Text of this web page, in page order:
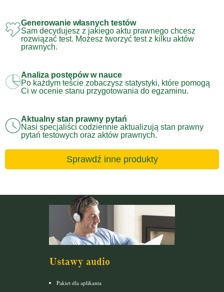
Generowanie własnych testów
Sam decydujesz z jakiego aktu prawnego chcesz
rozwiązać test. Możesz tworzyć test z kilku aktów
prawnych.
Analiza postępów w nauce
Po każdym teście zobaczysz statystyki, które pomogą
Ci w ocenie stanu przygotowania do egzaminu.
Aktualny stan prawny pytań
Nasi specjaliści codziennie aktualizują stan prawny
pytań testowych oraz aktów prawnych.
Sprawdź inne produkty
Ustawy audio
Pakiet dla aplikanta